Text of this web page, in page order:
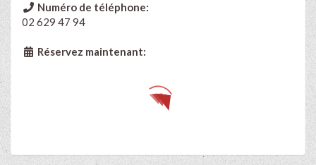
Numéro de téléphone:
02 629 47 94
Réservez maintenant: